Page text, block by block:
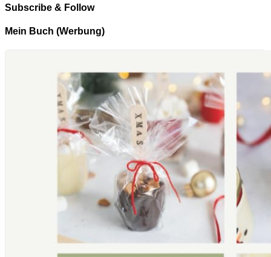
Subscribe & Follow
Mein Buch (Werbung)